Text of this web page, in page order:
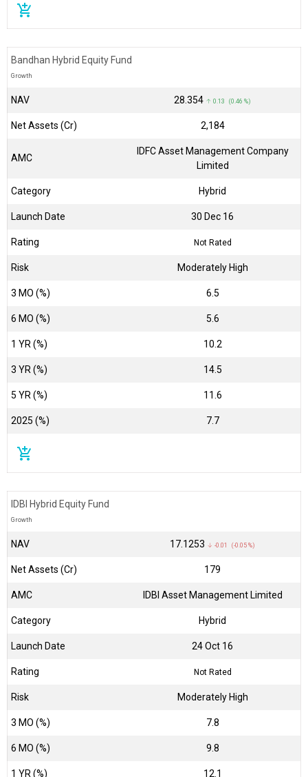
add_shopping_cart
Bandhan Hybrid Equity Fund
Growth
NAV ₹28.354 ↑ 0.13 (0.46 %)
Net Assets (Cr) ₹2,184
AMC
IDFC Asset Management Company
Limited
Category Hybrid
Launch Date 30 Dec 16
Rating Not Rated
Risk Moderately High
3 MO (%) 6.5
6 MO (%) 5.6
1 YR (%) 10.2
3 YR (%) 14.5
5 YR (%) 11.6
2025 (%) 7.7
add_shopping_cart
IDBI Hybrid Equity Fund
Growth
NAV ₹17.1253 ↓ -0.01 (-0.05 %)
Net Assets (Cr) ₹179
AMC IDBI Asset Management Limited
Category Hybrid
Launch Date 24 Oct 16
Rating Not Rated
Risk Moderately High
3 MO (%) 7.8
6 MO (%) 9.8
1 YR (%) 12.1